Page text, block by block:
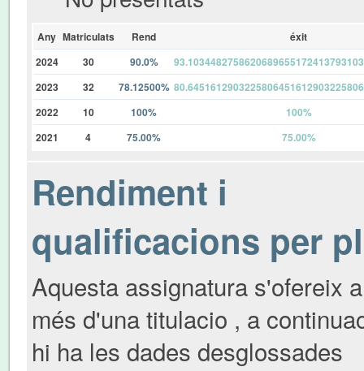
Any Matriculats Rend
éxit
2024
30 90.0%
2023
32 78.12500%
2022
10 100%
100%
2021
4 75.00% 75.00%
Rendiment i
qualificacions per
Aquesta assignatura s'ofereix a
més d'una titulacio , a
hi ha les dades desglossades